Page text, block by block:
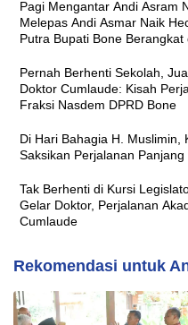
Pagi Mengantar Andi Asram
Melepas Andi Asmar Naik
Putra Bupati Bone
Pernah Berhenti Sekolah,
Doktor Cumlaude: Kisah
Fraksi Nasdem DPRD Bone
Di Hari Bahagia H. Muslimin,
Saksikan Perjalanan
Tak Berhenti di Kursi
Gelar Doktor, Perjalanan
Cumlaude
Rekomendasi untuk